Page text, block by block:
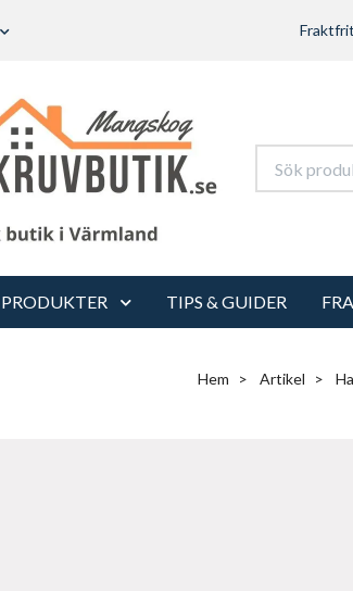
PRODUKTER TIPS & GUIDER
Hem Artikel